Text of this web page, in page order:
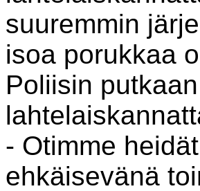
suuremmin
isoa porukkaa
Poliisin
- Otimme
ehkäisevänä